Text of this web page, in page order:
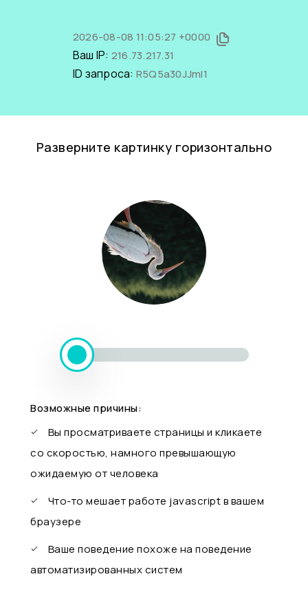
2026-08-08 11:05:27 +0000
Ваш IP: 216.73.217.31
ID запроса: R5Q5a30JJmI1
Разверните картинку горизонтально
Возможные причины:
Вы просматриваете страницы и кликаете
со скоростью, намного превышающую
ожидаемую от человека
Что-то мешает работе javascript в вашем
браузере
Ваше поведение похоже на поведение
автоматизированных систем